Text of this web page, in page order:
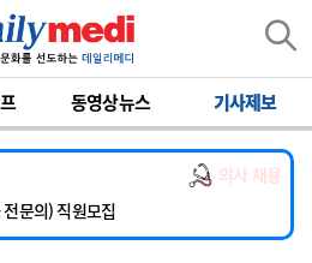
동영상뉴스 기사제보
의사 채용
턴 모집
학과 임기제 임상의사 채용
(소아응급전담) 계약직 의사 공개채용
문의) 직원모집
지던트1년차) 모집